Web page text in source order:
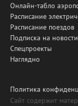
Онлайн-табло
Расписание
Расписание поездов
Подписка на новости
Спецпроекты
Наглядно
Политика
Сайт содержит